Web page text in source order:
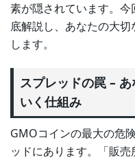
素が隠されています。
底解説し、あなたの大
します。
スプレッドの罠 –
いく仕組み
GMOコインの最大の危
ッドにあります。「販